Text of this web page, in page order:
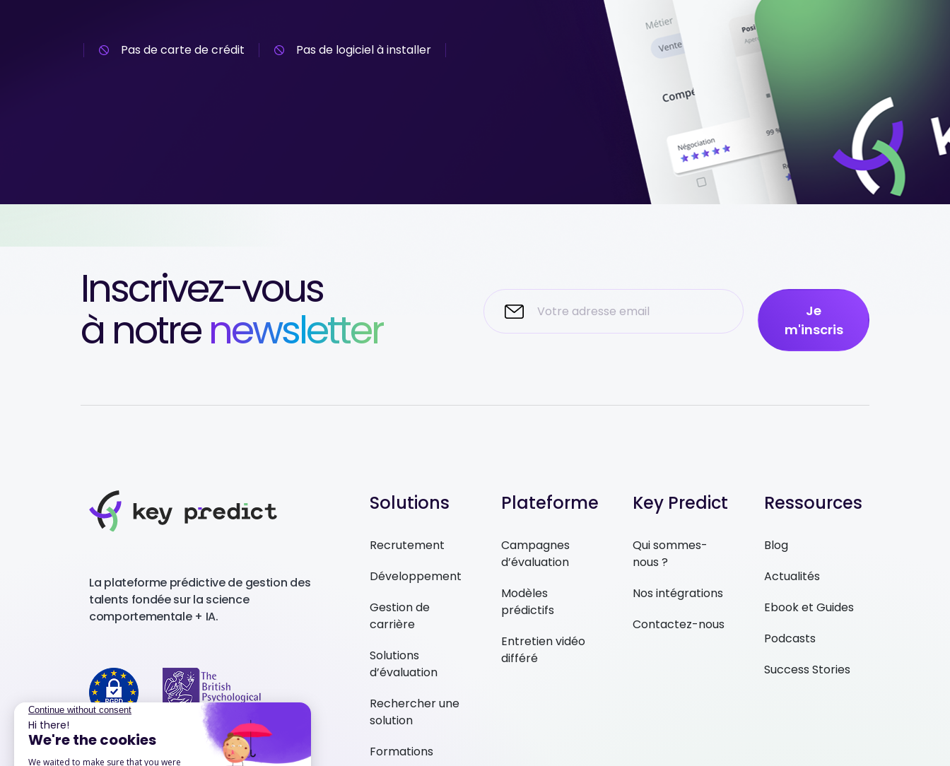
Pas de carte de crédit Pas de logiciel à installer
Inscrivez-vous
à notrenewsletter
Je
m'inscris
La plateforme prédictive de gestion des
talents fondée sur la science
comportementale + IA.
Solutions
Recrutement
Développement
Gestion de
carrière
Solutions
d’évaluation
Rechercher une
solution
Formations
Plateforme
Campagnes
d’évaluation
Modèles
prédictifs
Entretien vidéo
différé
Key Predict
Qui sommes-
nous ?
Nos intégrations
Contactez-nous
Ressources
Blog
Actualités
Ebook et Guides
Podcasts
Success Stories